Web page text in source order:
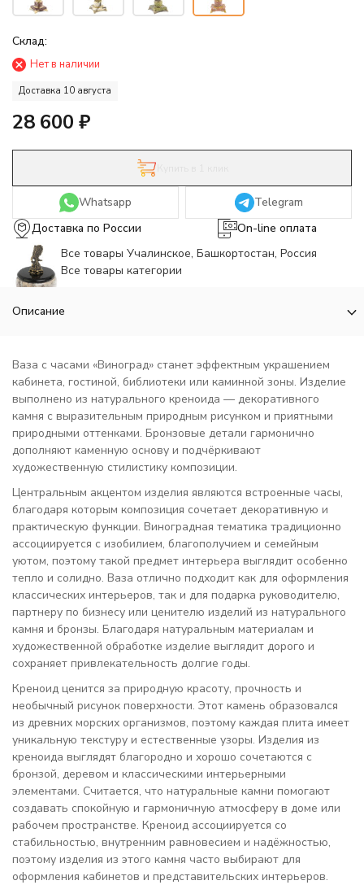
Склад:
Нет в наличии
Доставка 10 августа
28 600 ₽
Whatsapp
Telegram
Доставка по России
On-line оплата
Все товары Учалинское, Башкортостан, Россия
Все товары категории
Описание
Ваза с часами «Виноград» станет эффектным украшением
кабинета, гостиной, библиотеки или каминной зоны. Изделие
выполнено из натурального креноида — декоративного
камня с выразительным природным рисунком и приятными
природными оттенками. Бронзовые детали гармонично
дополняют каменную основу и подчёркивают
художественную стилистику композиции.
Центральным акцентом изделия являются встроенные часы,
благодаря которым композиция сочетает декоративную и
практическую функции. Виноградная тематика традиционно
ассоциируется с изобилием, благополучием и семейным
уютом, поэтому такой предмет интерьера выглядит особенно
тепло и солидно. Ваза отлично подходит как для оформления
классических интерьеров, так и для подарка руководителю,
партнеру по бизнесу или ценителю изделий из натурального
камня и бронзы. Благодаря натуральным материалам и
художественной обработке изделие выглядит дорого и
сохраняет привлекательность долгие годы.
Креноид ценится за природную красоту, прочность и
необычный рисунок поверхности. Этот камень образовался
из древних морских организмов, поэтому каждая плита имеет
уникальную текстуру и естественные узоры. Изделия из
креноида выглядят благородно и хорошо сочетаются с
бронзой, деревом и классическими интерьерными
элементами. Считается, что натуральные камни помогают
создавать спокойную и гармоничную атмосферу в доме или
рабочем пространстве. Креноид ассоциируется со
стабильностью, внутренним равновесием и надёжностью,
поэтому изделия из этого камня часто выбирают для
оформления кабинетов и представительских интерьеров.